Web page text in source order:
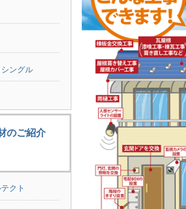
ングル
のご紹介
クト